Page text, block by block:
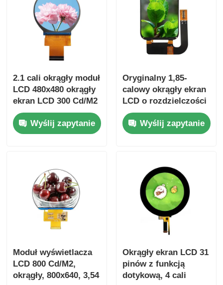
2.1 cali okrągły moduł
LCD 480x480 okrągły
ekran LCD 300 Cd/M2
RGB + interfejs SPI
Wyślij zapytanie
Oryginalny 1,85-
calowy okrągły ekran
LCD o rozdzielczości
320x386, jasności
400, interfejs QSPI
Wyślij zapytanie
Moduł wyświetlacza
LCD 800 Cd/M2,
okrągły, 800x640, 3,54
Okrągły ekran LCD 31
pinów z funkcją
dotykową, 4 cali